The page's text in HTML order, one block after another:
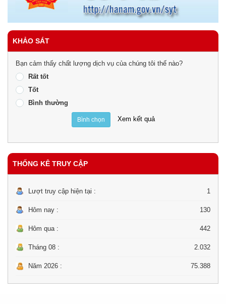
KHẢO SÁT
Bạn cảm thấy chất lượng dịch vụ của chúng tôi thế nào?
Rất tốt
Tốt
Bình thường
Bình chọn Xem kết quả
THỐNG KÊ TRUY CẬP
Lượt truy cập hiện tại : 1
Hôm nay : 130
Hôm qua : 442
Tháng 08 : 2.032
Năm 2026 : 75.388